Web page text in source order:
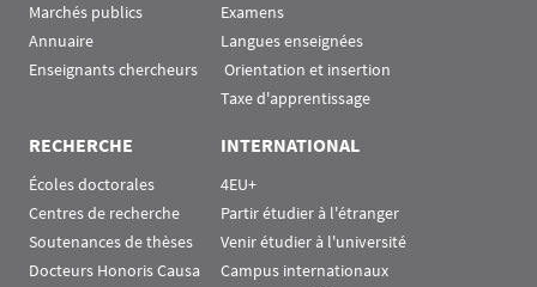
Marchés publics
Annuaire
Enseignants chercheurs
Examens
Langues enseignées
Orientation et insertion
Taxe d'apprentissage
RECHERCHE
Écoles doctorales
Centres de recherche
Soutenances de thèses
Docteurs Honoris Causa
INTERNATIONAL
4EU+
Partir étudier à l'étranger
Venir étudier à l'université
Campus internationaux